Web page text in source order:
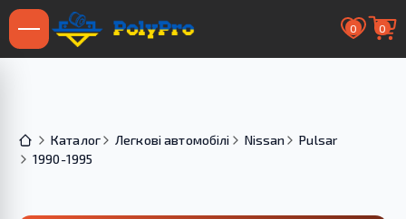
0 0
Каталог Легкові автомобілі Nissan
Pulsar
1990-1995